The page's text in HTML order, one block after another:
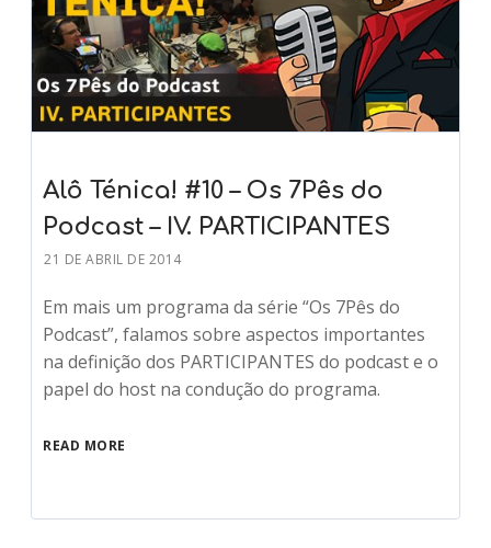
Alô Ténica! #10 – Os 7Pês do
Podcast – IV. PARTICIPANTES
21 DE ABRIL DE 2014
Em mais um programa da série “Os 7Pês do
Podcast”, falamos sobre aspectos importantes
na definição dos PARTICIPANTES do podcast e o
papel do host na condução do programa.
READ MORE